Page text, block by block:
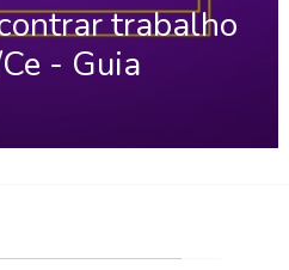
trabalho
- Guia